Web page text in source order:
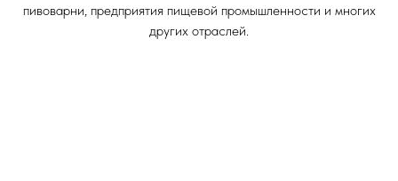
пивоварни, предприятия пищевой промышленности и многих
других отраслей.